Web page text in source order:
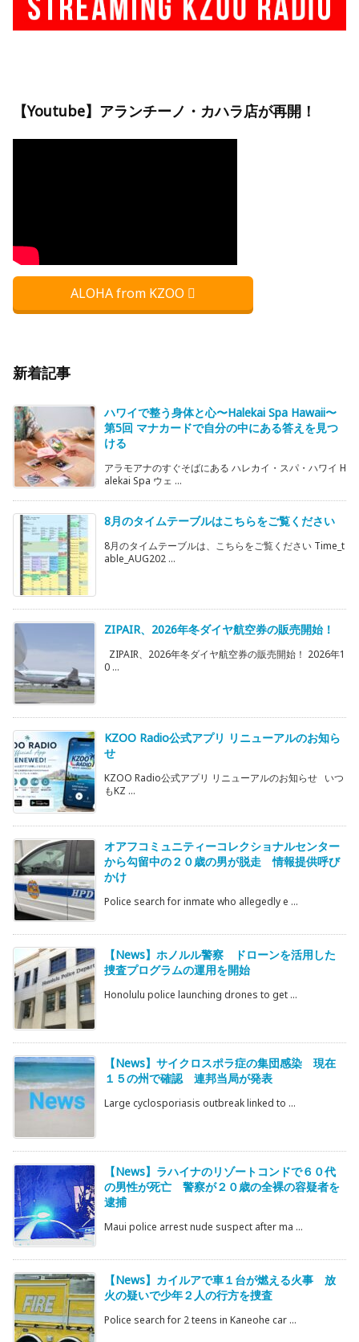
【Youtube】アランチーノ・カハラ店が再開！
ALOHA from KZOO
新着記事
ハワイで整う身体と心〜Halekai Spa Hawaii〜
第5回 マナカードで自分の中にある答えを見つ
ける
アラモアナのすぐそばにある ハレカイ・スパ・ハワイ H
alekai Spa ウェ ...
8月のタイムテーブルはこちらをご覧ください
8月のタイムテーブルは、こちらをご覧ください Time_t
able_AUG202 ...
ZIPAIR、2026年冬ダイヤ航空券の販売開始！
ZIPAIR、2026年冬ダイヤ航空券の販売開始！ 2026年1
0 ...
KZOO Radio公式アプリ リニューアルのお知ら
せ
KZOO Radio公式アプリ リニューアルのお知らせ いつ
もKZ ...
オアフコミュニティーコレクショナルセンター
から勾留中の２０歳の男が脱走 情報提供呼び
かけ
Police search for inmate who allegedly e ...
【News】ホノルル警察 ドローンを活用した
捜査プログラムの運用を開始
Honolulu police launching drones to get ...
【News】サイクロスポラ症の集団感染 現在
１５の州で確認 連邦当局が発表
Large cyclosporiasis outbreak linked to ...
【News】ラハイナのリゾートコンドで６０代
の男性が死亡 警察が２０歳の全裸の容疑者を
逮捕
Maui police arrest nude suspect after ma ...
【News】カイルアで車１台が燃える火事 放
火の疑いで少年２人の行方を捜査
Police search for 2 teens in Kaneohe car ...